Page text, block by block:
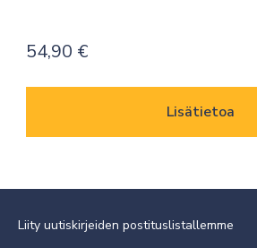
54,90 €
Lisätietoa
Liity uutiskirjeiden postituslistallemme